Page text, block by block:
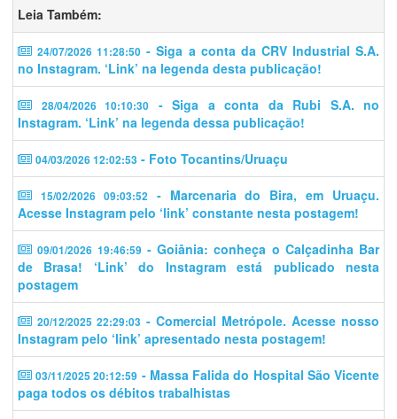
Leia Também:
24/07/2026 11:28:50 - Siga a conta da CRV Industrial S.A.
no Instagram. ‘Link’ na legenda desta publicação!
28/04/2026 10:10:30 - Siga a conta da Rubi S.A. no
Instagram. ‘Link’ na legenda dessa publicação!
04/03/2026 12:02:53 - Foto Tocantins/Uruaçu
15/02/2026 09:03:52
- Marcenaria do Bira, em Uruaçu.
Acesse Instagram pelo ‘link’ constante nesta postagem!
09/01/2026 19:46:59 - Goiânia: conheça o Calçadinha Bar
de Brasa! ‘Link’ do Instagram está publicado nesta
postagem
20/12/2025 22:29:03 - Comercial Metrópole. Acesse nosso
Instagram pelo ‘link’ apresentado nesta postagem!
03/11/2025 20:12:59 - Massa Falida do Hospital São Vicente
paga todos os débitos trabalhistas